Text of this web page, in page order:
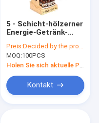
5 - Schicht-hölzerner
Energie-Getränk-
für
Bäckerei-/Kokosnuss-
Wasser-Einzelhandel
Preis:Decided by the product specifications
MOQ:100PCS
Kontakt